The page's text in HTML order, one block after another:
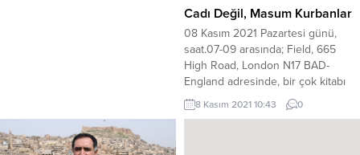
Cadı Değil, Masum Kurbanlar
08 Kasım 2021 Pazartesi günü,
saat.07-09 arasında; Field, 665
High Road, London N17 BAD-
England adresinde, bir çok kitabı
İngilizce ‘ye çevrilen Sivas doğumlu
10 kitap yazarı yazar Dursaliye
8 Kasım 2021 10:43 0